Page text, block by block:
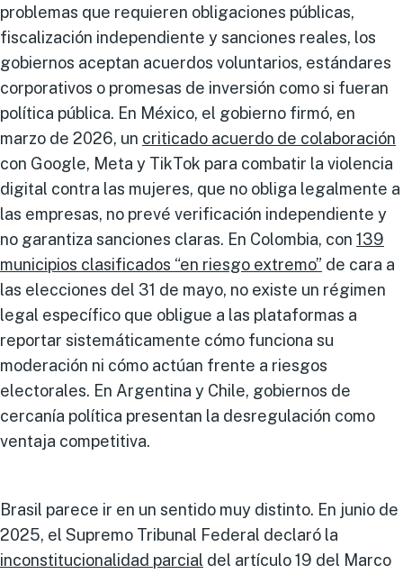
problemas que requieren obligaciones públicas,
fiscalización independiente y sanciones reales, los
gobiernos aceptan acuerdos voluntarios, estándares
corporativos o promesas de inversión como si fueran
política pública. En México, el gobierno firmó, en
marzo de 2026, un criticado acuerdo de colaboración
con Google, Meta y TikTok para combatir la violencia
digital contra las mujeres, que no obliga legalmente a
las empresas, no prevé verificación independiente y
no garantiza sanciones claras. En Colombia, con 139
municipios clasificados “en riesgo extremo” de cara a
las elecciones del 31 de mayo, no existe un régimen
legal específico que obligue a las plataformas a
reportar sistemáticamente cómo funciona su
moderación ni cómo actúan frente a riesgos
electorales. En Argentina y Chile, gobiernos de
cercanía política presentan la desregulación como
ventaja competitiva.
Brasil parece ir en un sentido muy distinto. En junio de
2025, el Supremo Tribunal Federal declaró la
inconstitucionalidad parcial del artículo 19 del Marco